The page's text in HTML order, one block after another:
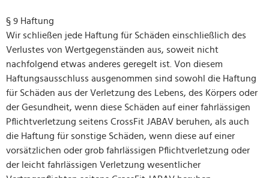
§ 9 Haftung
Wir schließen jede Haftung für Schäden einschließlich des
Verlustes von Wertgegenständen aus, soweit nicht
nachfolgend etwas anderes geregelt ist. Von diesem
Haftungsausschluss ausgenommen sind sowohl die Haftung
für Schäden aus der Verletzung des Lebens, des Körpers oder
der Gesundheit, wenn diese Schäden auf einer fahrlässigen
Pflichtverletzung seitens CrossFit JABAV beruhen, als auch
die Haftung für sonstige Schäden, wenn diese auf einer
vorsätzlichen oder grob fahrlässigen Pflichtverletzung oder
der leicht fahrlässigen Verletzung wesentlicher